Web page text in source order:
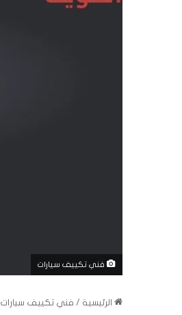
فني تكييف سيارات
الرئيسية / فني تكييف سيارات